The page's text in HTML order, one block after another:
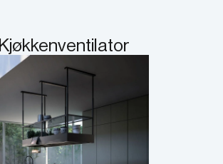
Kjøkkenventilator